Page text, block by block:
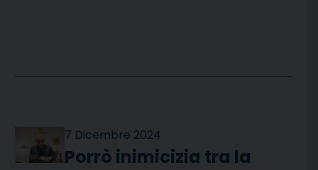
7 Dicembre 2024
Porrò inimicizia tra la